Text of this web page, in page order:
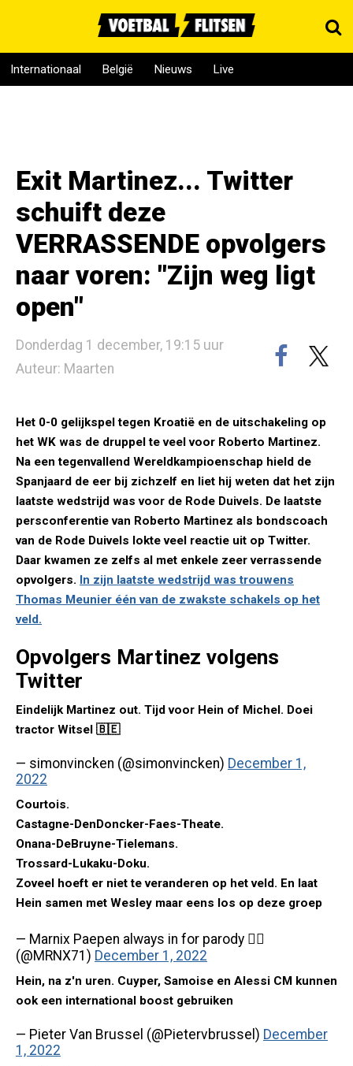
Internationaal België Nieuws Live
Exit Martinez... Twitter
schuift deze
VERRASSENDE opvolgers
naar voren: "Zijn weg ligt
open"
Donderdag 1 december, 19:15 uur
Auteur: Maarten
Het 0-0 gelijkspel tegen Kroatië en de uitschakeling op
het WK was de druppel te veel voor Roberto Martinez.
Na een tegenvallend Wereldkampioenschap hield de
Spanjaard de eer bij zichzelf en liet hij weten dat het zijn
laatste wedstrijd was voor de Rode Duivels. De laatste
persconferentie van Roberto Martinez als bondscoach
van de Rode Duivels lokte veel reactie uit op Twitter.
Daar kwamen ze zelfs al met enkele zeer verrassende
opvolgers. In zijn laatste wedstrijd was trouwens
Thomas Meunier één van de zwakste schakels op het
veld.
Opvolgers Martinez volgens
Twitter
Eindelijk Martinez out. Tijd voor Hein of Michel. Doei
tractor Witsel 🇧🇪
— simonvincken (@simonvincken) December 1,
2022
Courtois.
Castagne-DenDoncker-Faes-Theate.
Onana-DeBruyne-Tielemans.
Trossard-Lukaku-Doku.
Zoveel hoeft er niet te veranderen op het veld. En laat
Hein samen met Wesley maar eens los op deze groep
— Marnix Paepen always in for parody 🏳️‍🌈
(@MRNX71) December 1, 2022
Hein, na z'n uren. Cuyper, Samoise en Alessi CM kunnen
ook een international boost gebruiken
— Pieter Van Brussel (@Pietervbrussel) December
1, 2022